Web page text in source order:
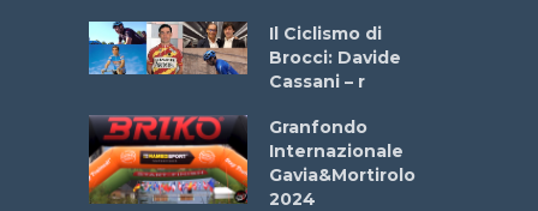
Il Ciclismo di
Brocci: Davide
Cassani – r
Granfondo
Internazionale
Gavia&Mortirolo
2024